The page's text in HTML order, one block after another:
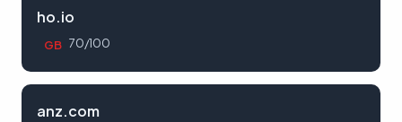
ho.io
GB 70/100
anz.com